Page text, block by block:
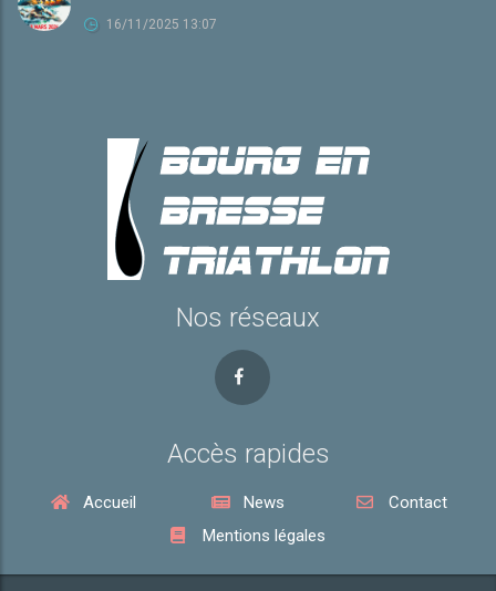
16/11/2025 13:07
Nos réseaux
Accès rapides
Accueil News
Contact
Mentions légales